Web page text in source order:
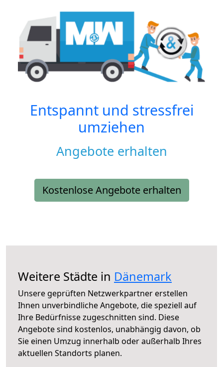
Entspannt und stressfrei
umziehen
Angebote erhalten
Kostenlose Angebote erhalten
Weitere Städte in Dänemark
Unsere geprüften Netzwerkpartner erstellen
Ihnen unverbindliche Angebote, die speziell auf
Ihre Bedürfnisse zugeschnitten sind. Diese
Angebote sind kostenlos, unabhängig davon, ob
Sie einen Umzug innerhalb oder außerhalb Ihres
aktuellen Standorts planen.